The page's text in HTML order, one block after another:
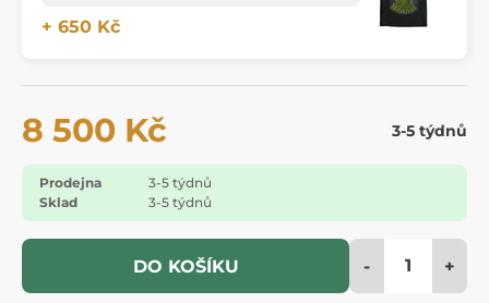
+ 650 Kč
8 500 Kč 3-5 týdnů
Prodejna
3-5 týdnů
Sklad
3-5 týdnů
DO KOŠÍKU - +